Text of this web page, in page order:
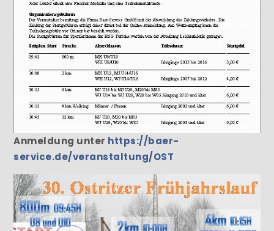
Anmeldung unter https://baer-
service.de/veranstaltung/OST